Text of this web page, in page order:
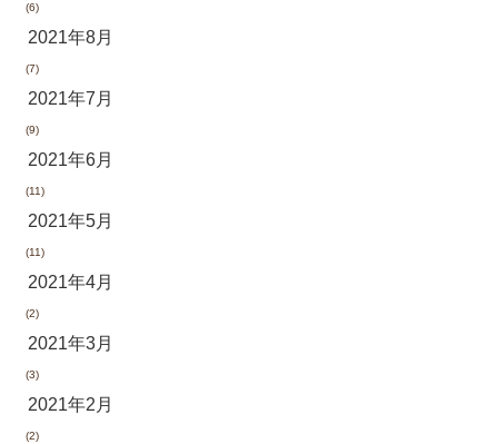
(6)
2021年8月
(7)
2021年7月
(9)
2021年6月
(11)
2021年5月
(11)
2021年4月
(2)
2021年3月
(3)
2021年2月
(2)